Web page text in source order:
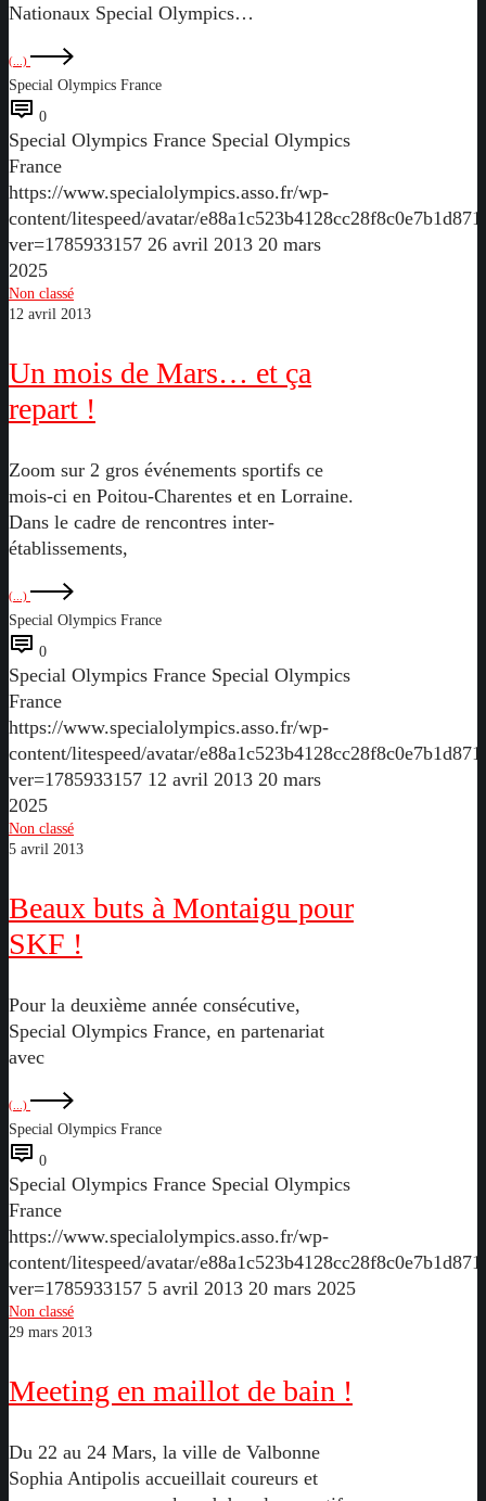
Nationaux Special Olympics…
(...)
Special Olympics France
0
Special Olympics France Special Olympics
France
https://www.specialolympics.asso.fr/wp-
content/litespeed/avatar/
ver=1785933157 26 avril 2013 20 mars
2025
Un
mois
Mars…
et
ça
!
Non classé
12 avril 2013
Un mois de Mars… et ça
repart !
Zoom sur 2 gros événements sportifs ce
mois-ci en Poitou-Charentes et en Lorraine.
Dans le cadre de rencontres inter-
établissements,
(...)
Special Olympics France
0
Special Olympics France Special Olympics
France
https://www.specialolympics.asso.fr/wp-
content/litespeed/avatar/
ver=1785933157 12 avril 2013 20 mars
2025
Beaux
buts
Montaigu
pour
SKF
Non classé
5 avril 2013
Beaux buts à Montaigu pour
SKF !
Pour la deuxième année consécutive,
Special Olympics France, en partenariat
avec
(...)
Special Olympics France
0
Special Olympics France Special Olympics
France
https://www.specialolympics.asso.fr/wp-
content/litespeed/avatar/
ver=1785933157 5 avril 2013 20 mars 2025
Meeting
en
de
!
Non classé
29 mars 2013
Meeting en maillot de bain !
Du 22 au 24 Mars, la ville de Valbonne
Sophia Antipolis accueillait coureurs et